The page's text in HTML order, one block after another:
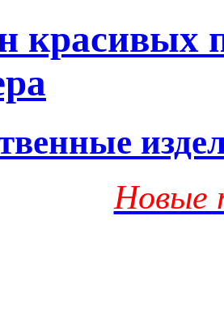
красивых
Новые